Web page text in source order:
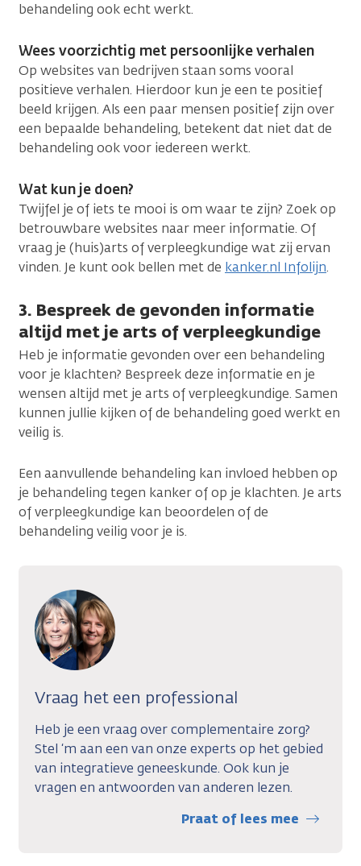
behandeling ook echt werkt.
Wees voorzichtig met persoonlijke verhalen
Op websites van bedrijven staan soms vooral
positieve verhalen. Hierdoor kun je een te positief
beeld krijgen. Als een paar mensen positief zijn over
een bepaalde behandeling, betekent dat niet dat de
behandeling ook voor iedereen werkt.
Wat kun je doen?
Twijfel je of iets te mooi is om waar te zijn? Zoek op
betrouwbare websites naar meer informatie. Of
vraag je (huis)arts of verpleegkundige wat zij ervan
vinden. Je kunt ook bellen met de kanker.nl Infolijn.
3. Bespreek de gevonden informatie
altijd met je arts of verpleegkundige
Heb je informatie gevonden over een behandeling
voor je klachten? Bespreek deze informatie en je
wensen altijd met je arts of verpleegkundige. Samen
kunnen jullie kijken of de behandeling goed werkt en
veilig is.
Een aanvullende behandeling kan invloed hebben op
je behandeling tegen kanker of op je klachten. Je arts
of verpleegkundige kan beoordelen of de
behandeling veilig voor je is.
Vraag het een professional
Heb je een vraag over complementaire zorg?
Stel ‘m aan een van onze experts op het gebied
van integratieve geneeskunde. Ook kun je
vragen en antwoorden van anderen lezen.
Praat of lees mee